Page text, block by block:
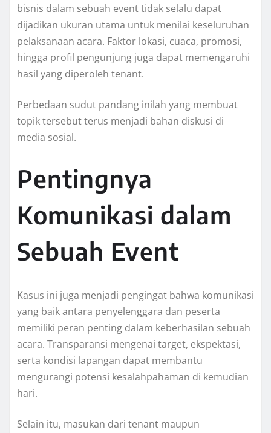
bisnis dalam sebuah event tidak selalu dapat
dijadikan ukuran utama untuk menilai keseluruhan
pelaksanaan acara. Faktor lokasi, cuaca, promosi,
hingga profil pengunjung juga dapat memengaruhi
hasil yang diperoleh tenant.
Perbedaan sudut pandang inilah yang membuat
topik tersebut terus menjadi bahan diskusi di
media sosial.
Pentingnya
Komunikasi dalam
Sebuah Event
Kasus ini juga menjadi pengingat bahwa komunikasi
yang baik antara penyelenggara dan peserta
memiliki peran penting dalam keberhasilan sebuah
acara. Transparansi mengenai target, ekspektasi,
serta kondisi lapangan dapat membantu
mengurangi potensi kesalahpahaman di kemudian
hari.
Selain itu, masukan dari tenant maupun